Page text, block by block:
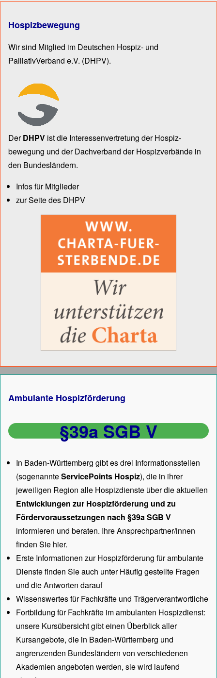
Hospizbewegung
Wir sind Mitglied im Deutschen Hospiz- und
PalliativVerband e.V. (DHPV).
DerDHPV ist die Inter­essen­ver­tre­tung der Hospiz­
bewegung und der Dach­verband der Hospiz­verbände in
den Bun­des­län­dern.
Infos für Mitglieder
zur Seite des DHPV
Ambulante Hospizförderung
§39a SGB V
In Baden-Württemberg gibt es drei Informationsstellen
(sogenannteServicePoints Hospiz), die in ihrer
jeweiligen Region alle Hospizdienste über die aktuellen
Entwicklungen zur Hospizförderung und zu
Fördervoraussetzungen nach §39a SGB V
informieren und beraten. Ihre Ansprechpartner/innen
finden Sie hier.
Erste Informationen zur Hospizförderung für ambulante
Dienste finden Sie auch unterHäufig gestellte Fragen
und die Antworten darauf
Wissenswertes für Fachkräfte und Trägerverantwortliche
Fortbildung für Fachkräfte im ambulanten Hospizdienst:
unsere Kursübersichtgibt einen Überblick aller
Kursangebote, die in Baden-Württemberg und
angrenzenden Bundesländern von verschiedenen
Akademien angeboten werden, sie wird laufend